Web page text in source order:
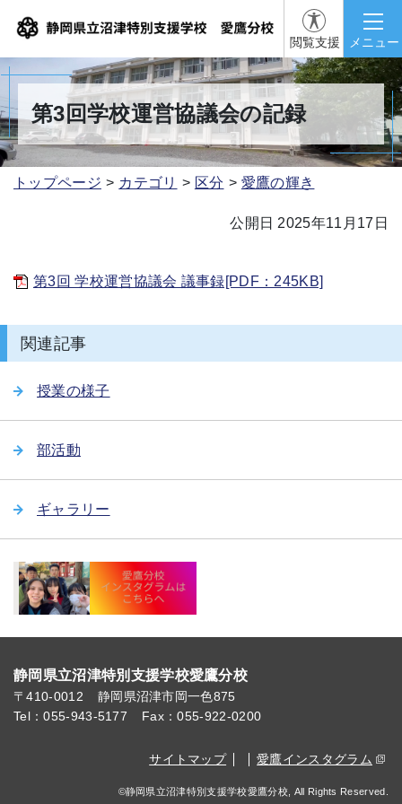
閲覧支援 メニュー
第3回学校運営協議会の記録
トップページ カテゴリ 区分 愛鷹の輝き
公開日 2025年11月17日
第3回 学校運営協議会 議事録[PDF：245KB]
関連記事
授業の様子
部活動
ギャラリー
静岡県立沼津特別支援学校愛鷹分校
〒410-0012
静岡県沼津市岡一色875
Tel：055-943-5177
Fax：055-922-0200
サイトマップ 愛鷹インスタグラム
©静岡県立沼津特別支援学校愛鷹分校, All Rights Reserved.